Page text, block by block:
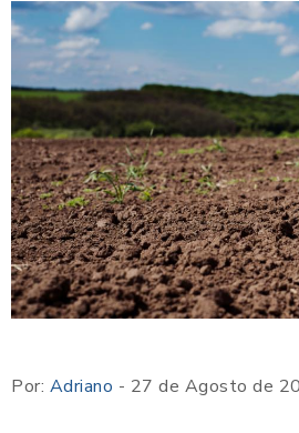
Por: Adriano - 27 de Agosto de